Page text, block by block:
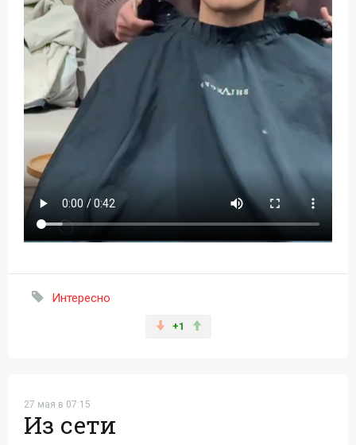
Интересно
+1
27 мая в 07:15
Из сети